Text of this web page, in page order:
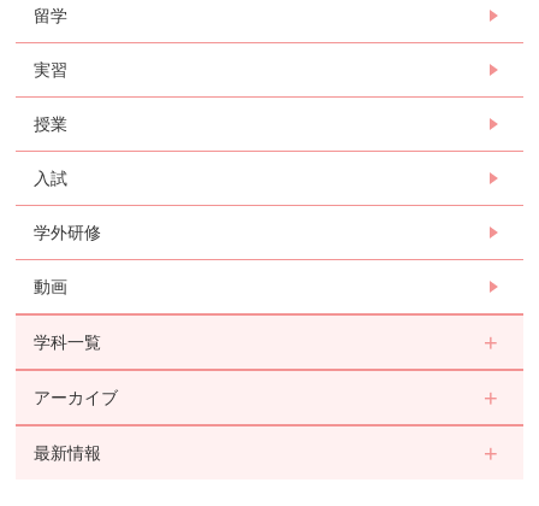
留学
実習
授業
入試
学外研修
動画
学科一覧
アーカイブ
最新情報